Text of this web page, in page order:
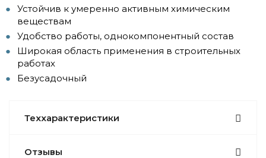
Устойчив к умеренно активным химическим
веществам
Удобство работы, однокомпонентный состав
Широкая область применения в строительных
работах
Безусадочный
Теххарактеристики
Отзывы